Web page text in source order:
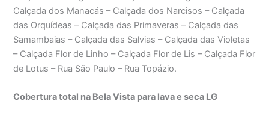
Calçada dos Manacás – Calçada dos Narcisos – Calçada
das Orquídeas – Calçada das Primaveras – Calçada das
Samambaias – Calçada das Salvias – Calçada das Violetas
– Calçada Flor de Linho – Calçada Flor de Lis – Calçada Flor
de Lotus – Rua São Paulo – Rua Topázio.
Cobertura total na Bela Vista para lava e seca LG